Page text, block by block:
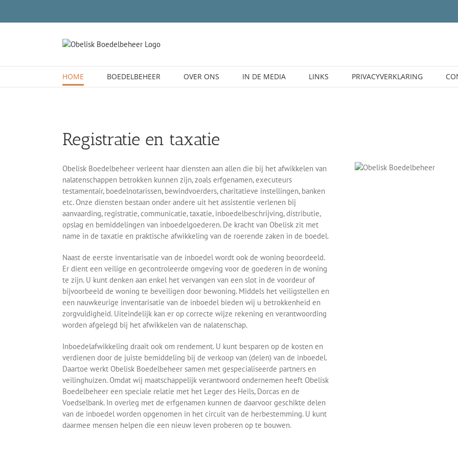
HOME BOEDELBEHEER OVER ONS IN DE MEDIA LINKS PRIVACYVERKLARING
Registratie en taxatie
Obelisk Boedelbeheer verleent haar diensten aan allen die bij het afwikkelen van
nalatenschappen betrokken kunnen zijn, zoals erfgenamen, executeurs
testamentair, boedelnotarissen, bewindvoerders, charitatieve instellingen, banken
etc. Onze diensten bestaan onder andere uit het assistentie verlenen bij
aanvaarding, registratie, communicatie, taxatie, inboedelbeschrijving, distributie,
opslag en bemiddelingen van inboedelgoederen. De kracht van Obelisk zit met
name in de taxatie en praktische afwikkeling van de roerende zaken in de boedel.
Naast de eerste inventarisatie van de inboedel wordt ook de woning beoordeeld.
Er dient een veilige en gecontroleerde omgeving voor de goederen in de woning
te zijn. U kunt denken aan enkel het vervangen van een slot in de voordeur of
bijvoorbeeld de woning te beveiligen door bewoning. Middels het veiligstellen en
een nauwkeurige inventarisatie van de inboedel bieden wij u betrokkenheid en
zorgvuldigheid. Uiteindelijk kan er op correcte wijze rekening en verantwoording
worden afgelegd bij het afwikkelen van de nalatenschap.
Inboedelafwikkeling draait ook om rendement. U kunt besparen op de kosten en
verdienen door de juiste bemiddeling bij de verkoop van (delen) van de inboedel.
Daartoe werkt Obelisk Boedelbeheer samen met gespecialiseerde partners en
veilinghuizen. Omdat wij maatschappelijk verantwoord ondernemen heeft Obelisk
Boedelbeheer een speciale relatie met het Leger des Heils, Dorcas en de
Voedselbank. In overleg met de erfgenamen kunnen de daarvoor geschikte delen
van de inboedel worden opgenomen in het circuit van de herbestemming. U kunt
daarmee mensen helpen die een nieuw leven proberen op te bouwen.